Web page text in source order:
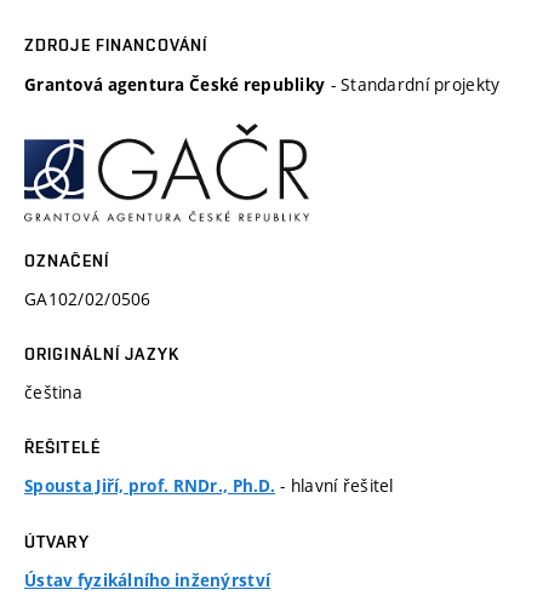
ZDROJE FINANCOVÁNÍ
Grantová agentura České republiky - Standardní projekty
OZNAČENÍ
GA102/02/0506
ORIGINÁLNÍ JAZYK
čeština
ŘEŠITELÉ
Spousta Jiří, prof. RNDr., Ph.D. - hlavní řešitel
ÚTVARY
Ústav fyzikálního inženýrství